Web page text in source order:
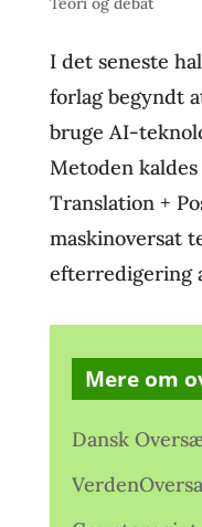
I det seneste
forlag begyndt
bruge AI-
Metoden
Translation +
maskinoversat
efterredigering
Mere om
Dansk